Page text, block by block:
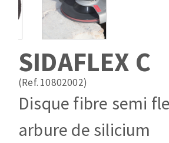
Pose des joints
Nettoyage
Mèches
Fraises carbure
Fers et plaquettes
Lames de scie à ruban
ABRASIFS
Disques auto-agrippant
Patins
Disques fibre et papier
Bandes abrasives
Cales à poncer et patins
SIDAFLEX C
(Ref. 10802002)
Disque fibre semi
arbure de silicium